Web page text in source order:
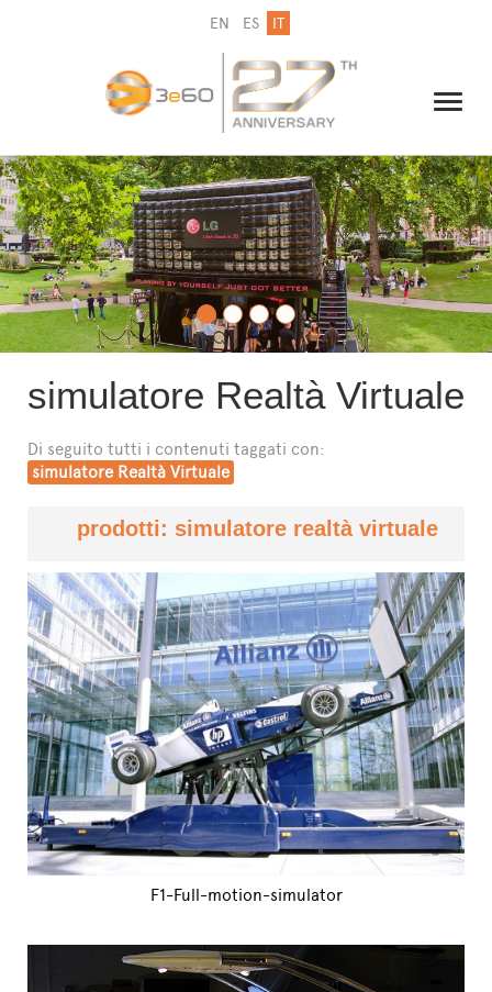
EN ES IT
IL GRUPPO
NEWSLETTER
CONTATTI
simulatore Realtà Virtuale
Di seguito tutti i contenuti taggati con:
simulatore Realtà Virtuale
prodotti: simulatore realtà virtuale
F1-Full-motion-simulator